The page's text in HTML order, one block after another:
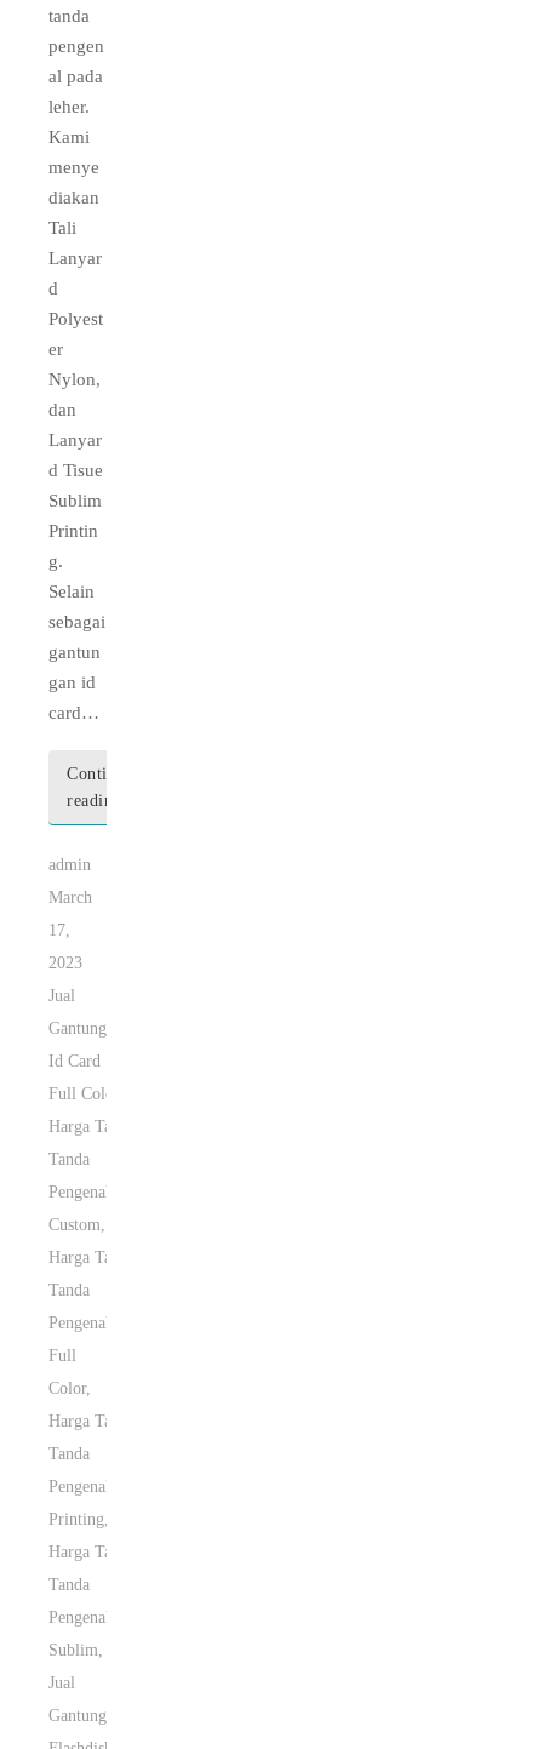
tanda
pengen
al pada
leher.
Kami
menye
diakan
Tali
Lanyar
d
Polyest
er
Nylon,
dan
Lanyar
d Tisue
Sublim
Printin
g.
Selain
sebagai
gantun
gan id
card…
Continue
reading
admin
March
17,
2023
Jual
Gantungan
Id Card
Full Color
Harga Tali
Tanda
Pengenal
Custom,
Harga Tali
Tanda
Pengenal
Full
Color,
Harga Tali
Tanda
Pengenal
Printing,
Harga Tali
Tanda
Pengenal
Sublim,
Jual
Gantungan